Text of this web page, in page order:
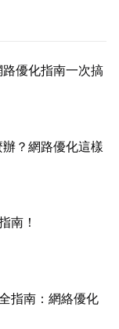
優化指南一次搞
？網路優化這樣
南！
指南：網絡優化